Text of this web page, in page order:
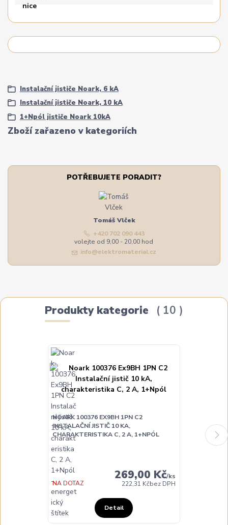
Zboží zařazeno v kategoriích
Instalační jističe Noark, 6 kA
Instalační jističe Noark, 10 kA
1+Npól jističe Noark 10kA
POTŘEBUJETE PORADIT?
Tomáš Vlček
+420 702 090 443
volejte od 9,00 - 20,00 hod
info@elektromaterial.cz
Produkty kategorie 10
NOARK 100376 EX9BH 1PN C2
INSTALAČNÍ JISTIČ 10 KA,
CHARAKTERISTIKA C, 2 A, 1+NPÓL
269,00 Kč/ks
222,31 Kčbez DPH
NA DOTAZ
Detail
INSTALAČNÍ